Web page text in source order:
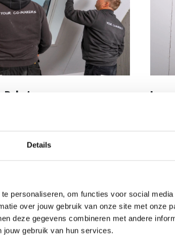
Details
personaliseren, om functies voor social
over jouw gebruik van onze site met onze
deze gegevens combineren met andere
gebruik van hun services.
Paket
einschließlich des
Damit Sie vor Ort sofort
beginnen können
Folie